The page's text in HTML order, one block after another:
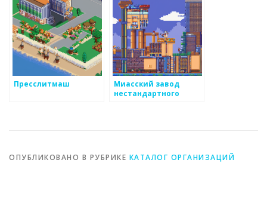
Пресслитмаш
Миасский завод
нестандартного
ОПУБЛИКОВАНО В РУБРИКЕ КАТАЛОГ ОРГАНИЗАЦИЙ